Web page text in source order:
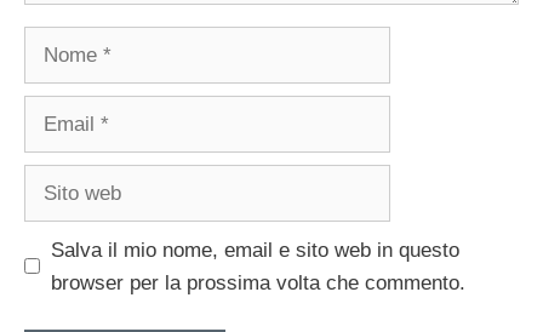
Salva il mio nome, email e sito web in questo
browser per la prossima volta che commento.